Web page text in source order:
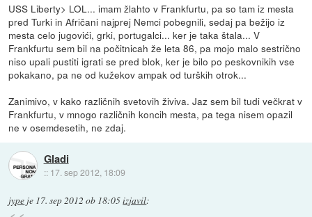
USS Liberty> LOL... imam žlahto v Frankfurtu, pa so tam iz mesta
pred Turki in Afričani najprej Nemci pobegnili, sedaj pa bežijo iz
mesta celo jugovići, grki, portugalci... ker je taka štala... V
Frankfurtu sem bil na počitnicah že leta 86, pa mojo malo sestrično
niso upali pustiti igrati se pred blok, ker je bilo po peskovnikih vse
pokakano, pa ne od kužekov ampak od turških otrok...
Zanimivo, v kako različnih svetovih živiva. Jaz sem bil tudi večkrat v
Frankfurtu, v mnogo različnih koncih mesta, pa tega nisem opazil
ne v osemdesetih, ne zdaj.
Gladi
:: 17. sep 2012, 18:09
jype je 17. sep 2012 ob 18:05izjavil: